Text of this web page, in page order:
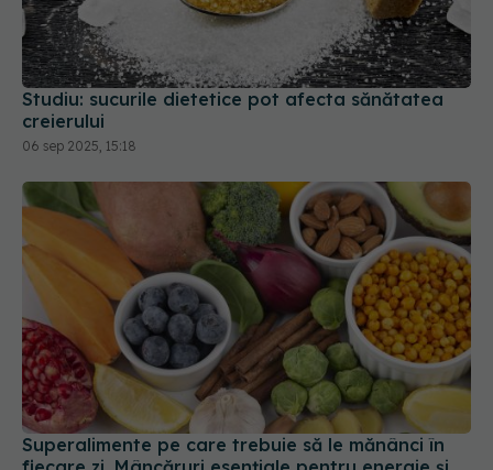
Studiu: sucurile dietetice pot afecta sănătatea
creierului
06 sep 2025, 15:18
Superalimente pe care trebuie să le mănânci în
fiecare zi. Mâncăruri esențiale pentru energie și
vitalitate
23 apr 2025, 12:03